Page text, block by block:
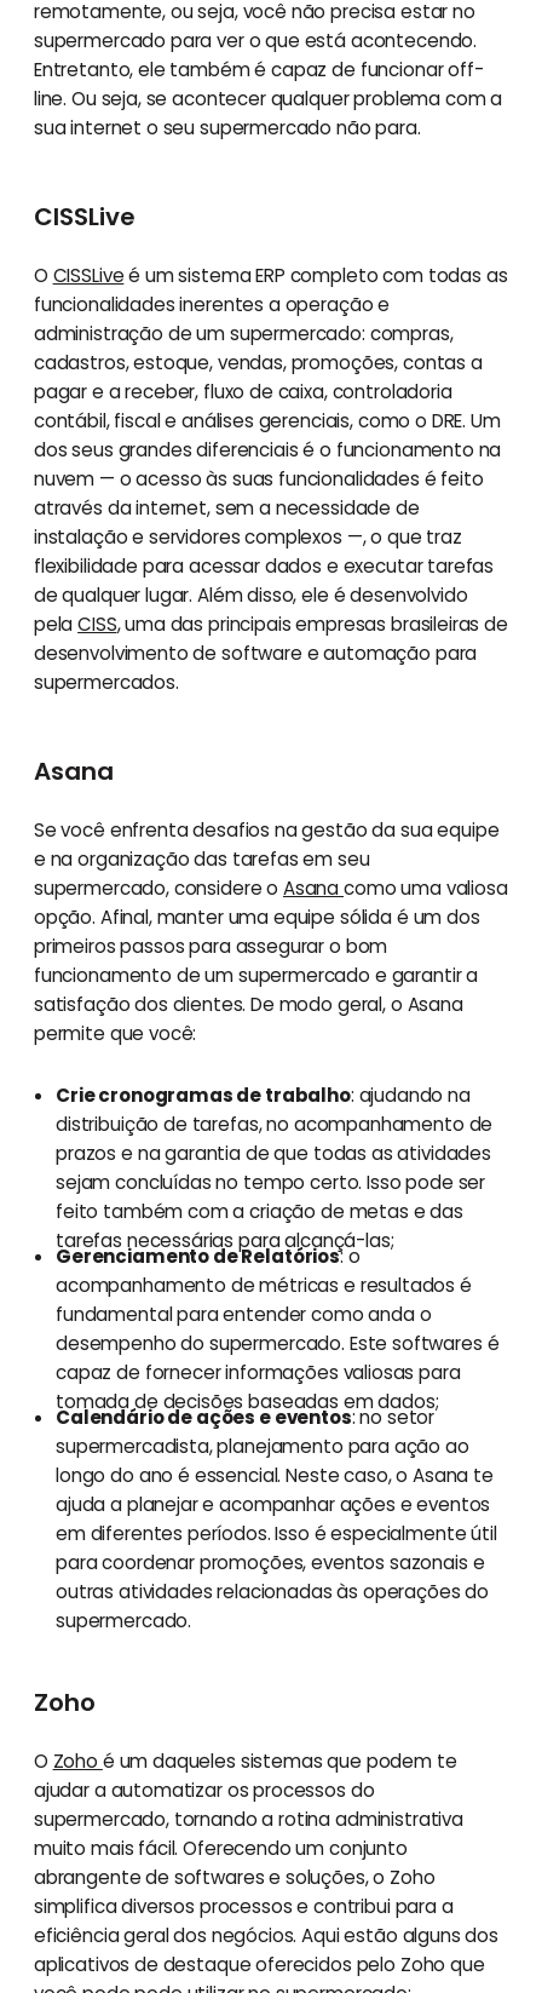
remotamente, ou seja, você não precisa estar no
supermercado para ver o que está acontecendo.
Entretanto, ele também é capaz de funcionar off-
line. Ou seja, se acontecer qualquer problema com a
sua internet o seu supermercado não para.
CISSLive
O CISSLiveé um sistema ERP completo com todas as
funcionalidades inerentes a operação e
administração de um supermercado: compras,
cadastros, estoque, vendas, promoções, contas a
pagar e a receber, fluxo de caixa, controladoria
contábil, fiscal e análises gerenciais, como o DRE. Um
dos seus grandes diferenciais é o funcionamento na
nuvem — o acesso às suas funcionalidades é feito
através da internet, sem a necessidade de
instalação e servidores complexos —, o que traz
flexibilidade para acessar dados e executar tarefas
de qualquer lugar. Além disso, ele é desenvolvido
pelaCISS, uma das principais empresas brasileiras de
desenvolvimento de software e automação para
supermercados.
Asana
Se você enfrenta desafios na gestão da sua equipe
e na organização das tarefas em seu
supermercado, considere o Asanacomo uma valiosa
opção. Afinal, manter uma equipe sólida é um dos
primeiros passos para assegurar o bom
funcionamento de um supermercado e garantir a
satisfação dos clientes. De modo geral, o Asana
permite que você:
Crie cronogramas de trabalho: ajudando na
distribuição de tarefas, no acompanhamento de
prazos e na garantia de que todas as atividades
sejam concluídas no tempo certo. Isso pode ser
feito também com a criação de metas e das
tarefas necessárias para alcançá-las;
Gerenciamento de Relatórios: o
acompanhamento de métricas e resultados é
fundamental para entender como anda o
desempenho do supermercado. Este softwares é
capaz de fornecer informações valiosas para
tomada de decisões baseadas em dados;
Calendário de ações e eventos: no setor
supermercadista, planejamento para ação ao
longo do ano é essencial. Neste caso, o Asana te
ajuda a planejar e acompanhar ações e eventos
em diferentes períodos. Isso é especialmente útil
para coordenar promoções, eventos sazonais e
outras atividades relacionadas às operações do
supermercado.
Zoho
O Zoho é um daqueles sistemas que podem te
ajudar a automatizar os processos do
supermercado, tornando a rotina administrativa
muito mais fácil. Oferecendo um conjunto
abrangente de softwares e soluções, o Zoho
simplifica diversos processos e contribui para a
eficiência geral dos negócios. Aqui estão alguns dos
aplicativos de destaque oferecidos pelo Zoho que